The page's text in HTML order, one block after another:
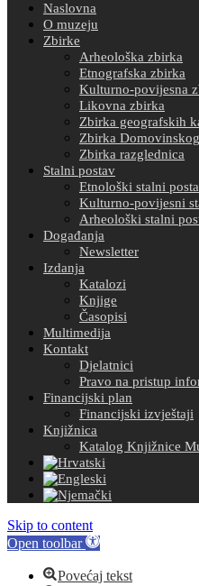
Naslovna
O muzeju
Zbirke
Arheološka zbirka
Etnografska zbirka
Kulturno-povijesna
Likovna zbirka
Zbirka geografskih
Zbirka
Zbirka razglednica
Stalni postav
Etnološki stalni
Kulturno-povijesni
Arheološki stalni
Događanja
Newsletter
Izdanja
Katalozi
Knjige
Časopisi
Multimedija
Kontakt
Djelatnici
Pravo na pristup
Financijski plan
Financijski izvještaji
Knjižnica
Katalog Knjižnice
Skip to content
Open toolbar
Povećaj tekst